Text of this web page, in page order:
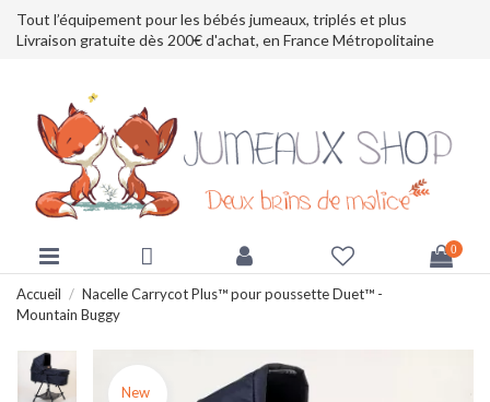
Tout l’équipement pour les bébés jumeaux, triplés et plus
Livraison gratuite dès 200€ d'achat, en France Métropolitaine
0
Accueil
Nacelle Carrycot Plus™ pour poussette Duet™ -
Mountain Buggy
New